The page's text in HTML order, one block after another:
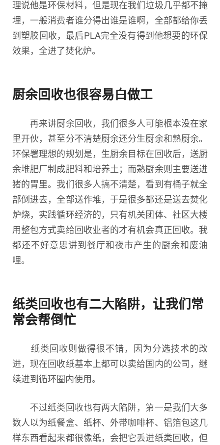
理说他是环保材料，但是现在我们垃圾几乎都不掩
埋，一般消费者谁分得出谁是谁啊，全部都给你丢
到塑胶回收，最后PLA完全没有得到他想要的环保
效果，全进了焚化炉。
厨余回收也很容易白做工
再来讲厨余回收，我们很多人可能根本没在家
里开伙，甚至分不清楚厨余还分生厨余和熟厨余。
环保署理想的规划是，生厨余目标在回收后，送厨
余堆肥厂制成肥料和培养土；而熟厨余则主要送进
猪的胃里。我们很多人搞不清楚，看到有桶子就全
部倒进去，全部送作堆，于是很多都还是送去焚化
炉烧，实践循环经济的，只有机关团体、社区大楼
用整包方式卖给回收业者的才有机会真正回收。我
都还不好意思讲到餐厅和夜市产生的厨余和废油
哩。
纸类回收也有二大陷阱，让我们常
常会帮倒忙
纸类回收则做得很不错，因为分选技术的改
进，现在回收纸基本上都可以卖给国内的公司，继
续进到循环圈内使用。
不过纸类回收也有两大陷阱，第一是我们大多
数人以为纸餐盒、纸杯、外带咖啡杯、铝箔包这几
样东西看起来都很像纸，会把它丢进纸类回收，但